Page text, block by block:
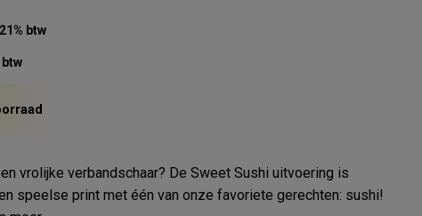
btw
btw
vrolijke verbandschaar? De Sweet Sushi uitvoering is
speelse print met één van onze favoriete gerechten: sushi!